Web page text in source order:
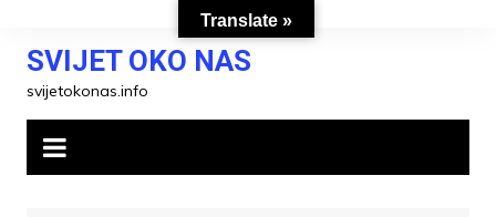
contentSVIJET OKO NAS
svijetokonas.info
Translate »